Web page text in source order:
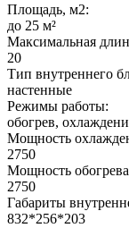
Площадь, м2:
до 25 м²
Максимальная
20
Тип внутреннего
настенные
Режимы работы:
обогрев,
Мощность
2750
Мощность
2750
Габариты
832*256*203